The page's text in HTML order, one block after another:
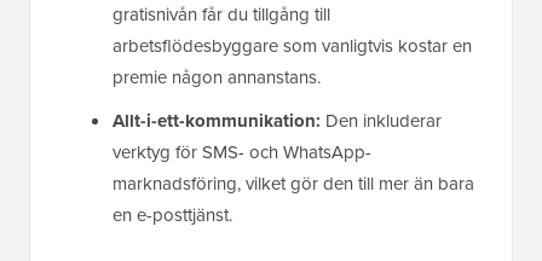
gratisnivån får du tillgång till
arbetsflödesbyggare som vanligtvis kostar en
premie någon annanstans.
Allt-i-ett-kommunikation: Den inkluderar
verktyg för SMS- och WhatsApp-
marknadsföring, vilket gör den till mer än bara
en e-posttjänst.